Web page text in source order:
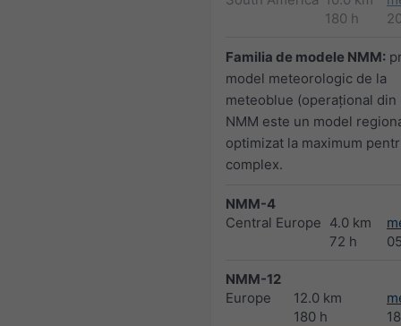
180 h
Familia de modele NMM:
model meteorologic de la
meteoblue (operaţional din
NMM este un model
optimizat la maximum
complex.
NMM-4
Central Europe 4.0 km
72 h
NMM-12
Europe
12.0 km
180 h